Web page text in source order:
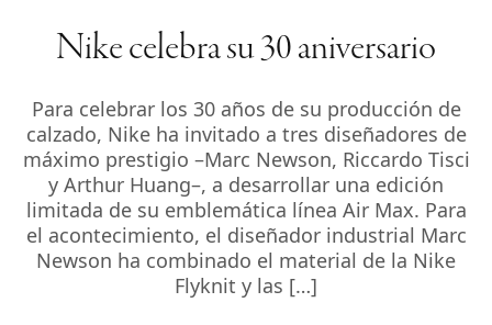
Nike celebra su 30 aniversario
Para celebrar los 30 años de su producción de
calzado, Nike ha invitado a tres diseñadores de
máximo prestigio –Marc Newson, Riccardo Tisci
y Arthur Huang–, a desarrollar una edición
limitada de su emblemática línea Air Max. Para
el acontecimiento, el diseñador industrial Marc
Newson ha combinado el material de la Nike
Flyknit y las […]